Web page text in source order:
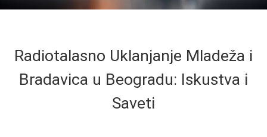
Radiotalasno Uklanjanje Mladeža i
Bradavica u Beogradu: Iskustva i
Saveti